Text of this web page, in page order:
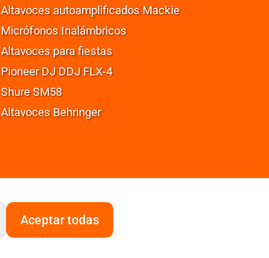
Altavoces autoamplificados Mackie
Micrófonos Inalámbricos
Altavoces para fiestas
Pioneer DJ DDJ FLX-4
Shure SM58
Altavoces Behringer
Aceptar todas